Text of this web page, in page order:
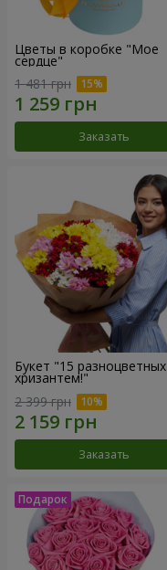
Цветы в коробке "Мое
сердце"
1 481 грн
Заказать
Букет "15 разноцветных
хризантем!"
2 399 грн
Заказать